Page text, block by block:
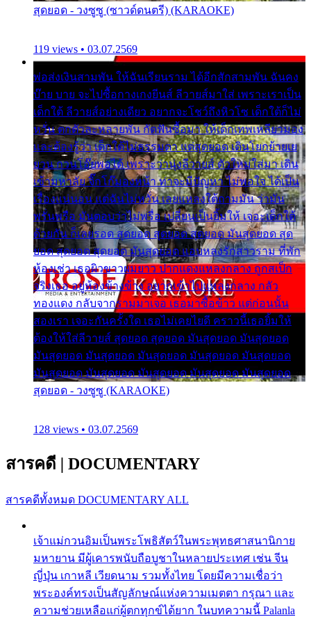
สุดยอด - วงซูซู (ซาวด์ดนตรี) (KARAOKE)
119 views • 03.07.2569
พ่อส่งเงินสามพัน ให้ฉันเรียนราม ได้อีกสักสามพัน ฉันคง
บ๊าย บาย จะไปซื้อกางเกงยีนส์ ลีวายส์มาใส่ เพราะเราเป็น
เด็กใต้ ลีวายส์อย่างเดียว อยากจะโชว์ถึงหิวโซ เด็กใต้ก็ไม่
หวั่น ตกตัวละหลายพัน กัดฟันซื้อมา ให้เด็กเทพเหลียวมอง
และต้องรู้ว่า เด็กใต้ไม่ธรรมดา แต่สุดยอด เดินโยกย้ายเย
ยวน กวนโอ๊ยพอได้ เพราะว่านุ่งลีวายส์ ตัวใหม่ใส่มา เดิน
เข้ามหาลัย จิ๊กโก๊มองหน้า ท่าจะมีปัญหา ไม่พอใจ ได้เป็น
เรื่องแน่นอน แต่ฉันไม่หวั่น เลยแหลงใต้ถามมัน ว่ามัน
พรั่นพรือ มันตอบว่าไม่พรื่อ เปลี่ยนเป็นยิ้มให้ เจอะเด็กใต้
ด้วยกัน ก็เลยรอด สุดยอด สุดยอด สุดยอด มันสุดยอด สุด
ยอด สุดยอด สุดยอด มันสุดยอด แอบหลงรักสาวราม ที่พัก
ห้องเช่า เธอผิวขาวผมยาว ปากแดงแหลงกลาง ถูกสเป็ก
จริงเธอ อยู่ห้องข้างข้าง อยากเข้าไปแหลงกลาง กลัว
ทองแดง กลับจากรามมาเจอ เธอมาซื้อข้าว แต่ก่อนนั้น
สองเรา เจอะกันครั้งใด เธอไม่เคยไยดี คราวนี้เธอยิ้มให้
ต้องให้ใส่ลีวายส์ สุดยอด สุดยอด มันสุดยอด มันสุดยอด
มันสุดยอด มันสุดยอด มันสุดยอด มันสุดยอด มันสุดยอด
มันสุดยอด มันสุดยอด มันสุดยอด มันสุดยอด มันสุดยอด
สุดยอด - วงซูซู (KARAOKE)
128 views • 03.07.2569
สารคดี | DOCUMENTARY
สารคดีทั้งหมด DOCUMENTARY ALL
เจ้าแม่กวนอิมเป็นพระโพธิสัตว์ในพระพุทธศาสนานิกาย
มหายาน มีผู้เคารพนับถือบูชาในหลายประเทศ เช่น จีน
ญี่ปุ่น เกาหลี เวียดนาม รวมทั้งไทย โดยมีความเชื่อว่า
พระองค์ทรงเป็นสัญลักษณ์แห่งความเมตตา กรุณา และ
ความช่วยเหลือแก่ผู้ตกทุกข์ได้ยาก ในบทความนี้ Palanla